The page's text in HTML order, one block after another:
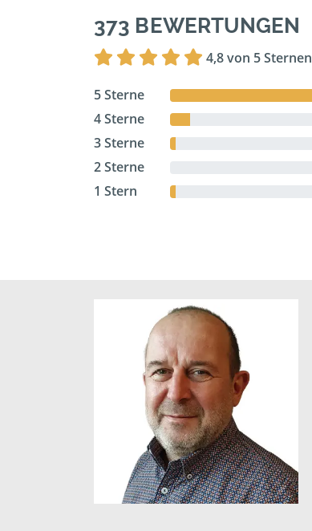
373 BEWERTUNGEN
4,8 von 5 Sternen
5 Sterne
4 Sterne
3 Sterne
2 Sterne
1 Stern